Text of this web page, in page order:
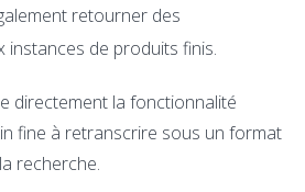
retourner des
instances de produits finis.
directement la fonctionnalité
fine à retranscrire sous un format
recherche.